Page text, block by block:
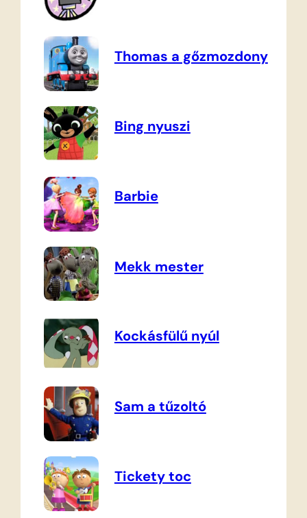
Thomas a gőzmozdony
Bing nyuszi
Barbie
Mekk mester
Kockásfülű nyúl
Sam a tűzoltó
Tickety toc